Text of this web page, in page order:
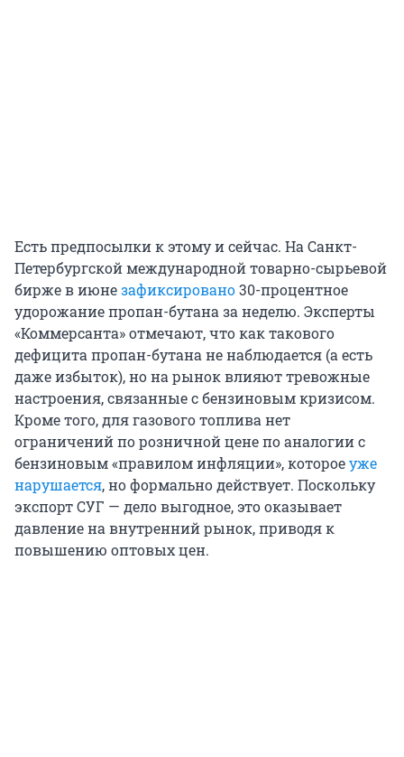
Есть предпосылки к этому и сейчас. На Санкт-
Петербургской международной товарно-сырьевой
бирже в июнезафиксировано30-процентное
удорожание пропан-бутана за неделю. Эксперты
«Коммерсанта» отмечают, что как такового
дефицита пропан-бутана не наблюдается (а есть
даже избыток), но на рынок влияют тревожные
настроения, связанные с бензиновым кризисом.
Кроме того, для газового топлива нет
ограничений по розничной цене по аналогии с
бензиновым «правилом инфляции», котороеуже
нарушается, но формально действует. Поскольку
экспорт СУГ — дело выгодное, это оказывает
давление на внутренний рынок, приводя к
повышению оптовых цен.